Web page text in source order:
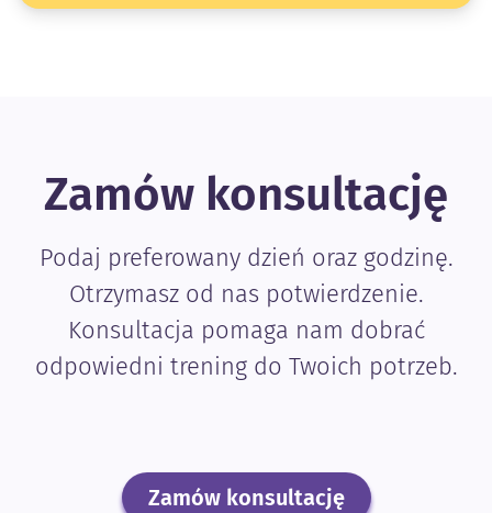
Zamów konsultację
Podaj preferowany dzień oraz godzinę.
Otrzymasz od nas potwierdzenie.
Konsultacja pomaga nam dobrać
odpowiedni trening do Twoich potrzeb.
Zamów konsultację